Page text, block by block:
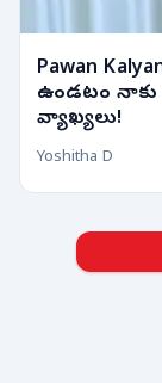
Pawan
ఉండటం నాకు గర్వకారణం... పవన్ కల్యాణ్ సంచలన
వ్యాఖ్యలు!
Yoshitha D